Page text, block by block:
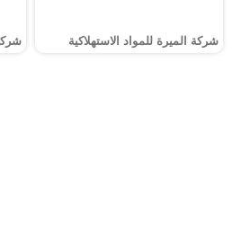
شركة الميرة للمواد الاستهلاكية